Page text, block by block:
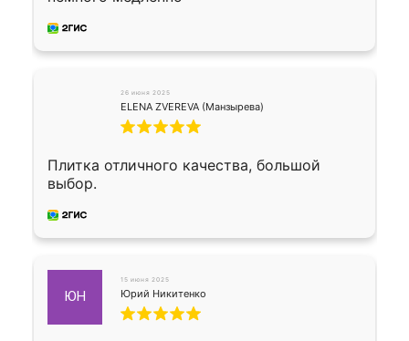
26 июня 2025
ELENA ZVEREVA (Манзырева)
Плитка отличного качества, большой
выбор.
ЮН
15 июня 2025
Юрий Никитенко